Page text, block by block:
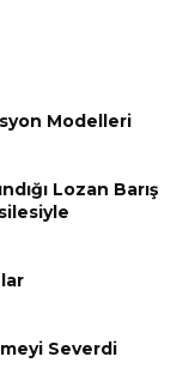
Modelleri
Lozan Barış
Severdi